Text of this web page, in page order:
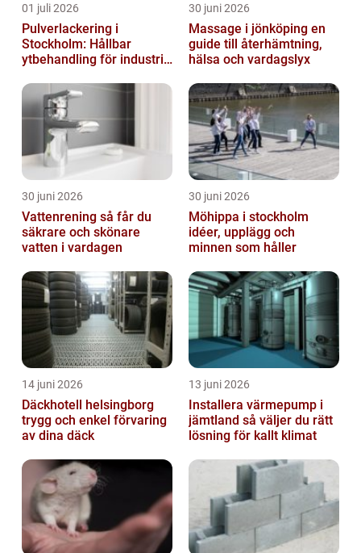
01 juli 2026
Pulverlackering i
Stockholm: Hållbar
ytbehandling för industri
30 juni 2026
Massage i jönköping en
guide till återhämtning,
hälsa och vardagslyx
30 juni 2026
Vattenrening så får du
säkrare och skönare
vatten i vardagen
30 juni 2026
Möhippa i stockholm
idéer, upplägg och
minnen som håller
14 juni 2026
Däckhotell helsingborg
trygg och enkel förvaring
av dina däck
13 juni 2026
Installera värmepump i
jämtland så väljer du rätt
lösning för kallt klimat